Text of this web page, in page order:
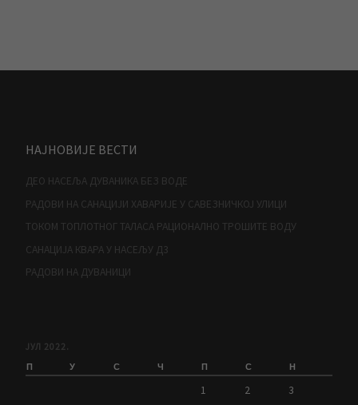
НАЈНОВИЈЕ ВЕСТИ
ДЕО НАСЕЉА ДУВАНИКА БЕЗ ВОДЕ
РАДОВИ НА САНАЦИЈИ ХАВАРИЈЕ У САВЕЗНИЧКОЈ УЛИЦИ
ТОКОМ ТОПЛОТНОГ ТАЛАСА РАЦИОНАЛНО ТРОШИТЕ ВОДУ
САНАЦИЈА КВАРА У НАСЕЉУ Д3
РАДОВИ НА ДУВАНИЦИ
ЈУЛ 2022.
П У С Ч П С Н
1 2 3